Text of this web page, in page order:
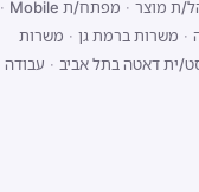
ת מוצר · מפתח/ת Mobile
·
· משרות ברמת גן · משרות
ית דאטה בתל אביב · עבודה